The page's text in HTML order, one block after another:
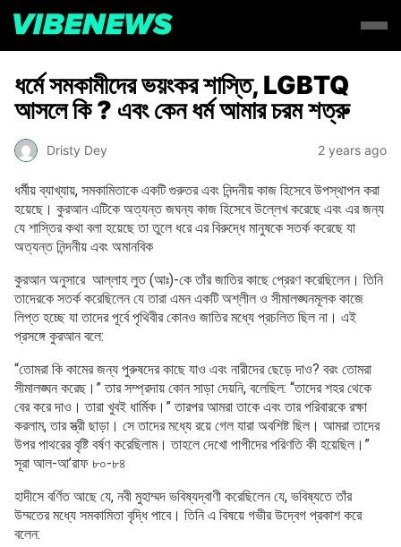
ধর্মে সমকামীদের ভয়ংকর শাস্তি, LGBTQ
আসলে কি ? এবং কেন ধর্ম আমার চরম শত্রু
Dristy Dey 2 years ago
ধর্মীয় ব্যাখ্যায়, সমকামিতাকে একটি গুরুতর এবং নিন্দনীয় কাজ হিসেবে উপস্থাপন করা
হয়েছে। কুরআন এটিকে অত্যন্ত জঘন্য কাজ হিসেবে উল্লেখ করেছে এবং এর জন্য
যে শাস্তির কথা বলা হয়েছে তা তুলে ধরে এর বিরুদ্ধে মানুষকে সতর্ক করেছে যা
অত্যন্ত নিন্দনীয় এবং অমানবিক
কুরআন অনুসারে আল্লাহ লুত (আঃ)-কে তাঁর জাতির কাছে প্রেরণ করেছিলেন। তিনি
তাদেরকে সতর্ক করেছিলেন যে তারা এমন একটি অশ্লীল ও সীমালঙ্ঘনমূলক কাজে
লিপ্ত হচ্ছে যা তাদের পূর্বে পৃথিবীর কোনও জাতির মধ্যে প্রচলিত ছিল না। এই
প্রসঙ্গে কুরআন বলে:
“তোমরা কি কামের জন্য পুরুষদের কাছে যাও এবং নারীদের ছেড়ে দাও? বরং তোমরা
সীমালঙ্ঘন করেছ।” তার সম্প্রদায় কোন সাড়া দেয়নি, বলেছিল: “তাদের শহর থেকে
বের করে দাও। তারা খুবই ধার্মিক।” তারপর আমরা তাকে এবং তার পরিবারকে রক্ষা
করলাম, তার স্ত্রী ছাড়া। সে তাদের মধ্যে রয়ে গেল যারা অবশিষ্ট ছিল। আমরা তাদের
উপর পাথরের বৃষ্টি বর্ষণ করেছিলাম। তাহলে দেখো পাপীদের পরিণতি কী হয়েছিল।”
সূরা আল-আ’রাফ ৮০-৮৪
হাদীসে বর্ণিত আছে যে, নবী মুহাম্মদ ভবিষ্যদ্বাণী করেছিলেন যে, ভবিষ্যতে তাঁর
উম্মতের মধ্যে সমকামিতা বৃদ্ধি পাবে। তিনি এ বিষয়ে গভীর উদ্বেগ প্রকাশ করে
বলেন: